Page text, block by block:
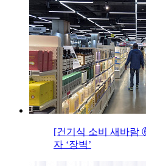
[건기식 소비 새바람
자 ‘장벽’